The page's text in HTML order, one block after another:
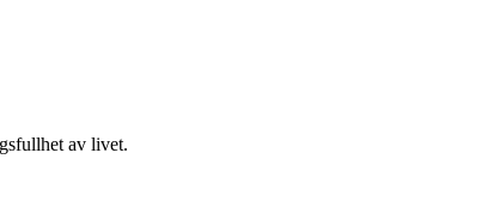
av livet.